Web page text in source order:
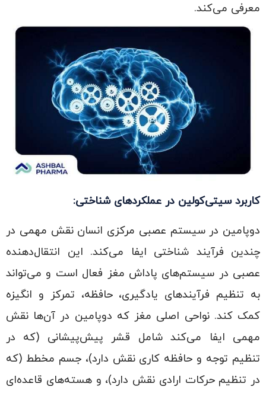
معرفی می‌کند.
کاربرد سیتی‌کولین در عملکردهای شناختی:
دوپامین در سیستم عصبی مرکزی انسان نقش مهمی در
چندین فرآیند شناختی ایفا می‌کند. این انتقال‌دهنده
عصبی در سیستم‌های پاداش مغز فعال است و می‌تواند
به تنظیم فرآیندهای یادگیری، حافظه، تمرکز و انگیزه
کمک کند. نواحی اصلی مغز که دوپامین در آن‌ها نقش
مهمی ایفا می‌کند شامل قشر پیش‌پیشانی (که در
تنظیم توجه و حافظه کاری نقش دارد)، جسم مخطط (که
در تنظیم حرکات ارادی نقش دارد)، و هسته‌های قاعده‌ای